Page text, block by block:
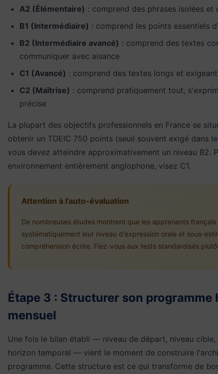
A2 (Élémentaire) : comprend des phrases isolées et
B1 (Intermédiaire) : comprend les points essentiels
B2 (Intermédiaire avancé) : comprend des textes
communiquer avec aisance
C1 (Avancé) : comprend des textes longs et
C2 (Maîtrise) : comprend pratiquement tout,
précise
La plupart des objectifs professionnels en France se
obtenir un TOEIC 750 points (seuil souvent exigé dans
vous devez atteindre approximativement un niveau B2.
environnement entièrement anglophone, visez C1.
Attention à l'auto-évaluation
De nombreuses études montrent que les apprenants
systématiquement leur niveau d'expression orale et sous-
compréhension écrite. Fiez-vous aux tests standardisés
Étape 3 : Structurer son programme
mensuel
Une fois le bilan établi — niveau de départ, niveau
horizon temporel — vient le moment de construire
programme. Cette structure est ce qui transforme de